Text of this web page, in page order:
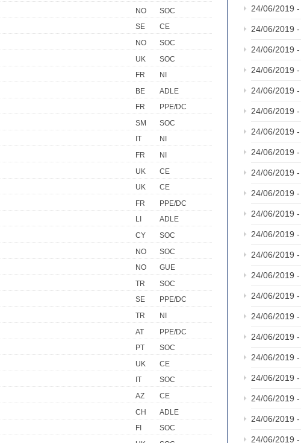
NO
SOC
SE
CE
NO
SOC
UK
SOC
FR
NI
BE
ADLE
FR
PPE/DC
SM
SOC
IT
NI
FR
NI
UK
CE
UK
CE
FR
PPE/DC
LI
ADLE
CY
SOC
NO
SOC
NO
GUE
TR
SOC
SE
PPE/DC
TR
NI
AT
PPE/DC
PT
SOC
UK
CE
IT
SOC
AZ
CE
CH
ADLE
FI
SOC
24/06/2019 -
24/06/2019 -
24/06/2019 -
24/06/2019 -
24/06/2019 -
24/06/2019 -
24/06/2019 -
24/06/2019 -
24/06/2019 -
24/06/2019 -
24/06/2019 -
24/06/2019 -
24/06/2019 -
24/06/2019 -
24/06/2019 -
24/06/2019 -
24/06/2019 -
24/06/2019 -
24/06/2019 -
24/06/2019 -
24/06/2019 -
24/06/2019 -